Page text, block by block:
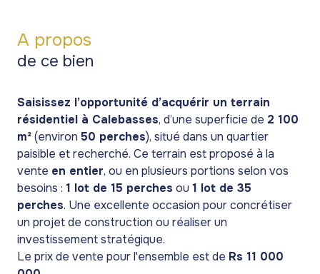
A propos
de ce bien
Saisissez l’opportunité d’acquérir un terrain
résidentiel à Calebasses, d’une superficie de 2 100
m²(environ 50 perches), situé dans un quartier
paisible et recherché. Ce terrain est proposé à la
vente en entier, ou en plusieurs portions selon vos
besoins : 1 lot de 15 perches ou 1 lot de 35
perches. Une excellente occasion pour concrétiser
un projet de construction ou réaliser un
investissement stratégique.
Le prix de vente pour l'ensemble est de Rs 11 000